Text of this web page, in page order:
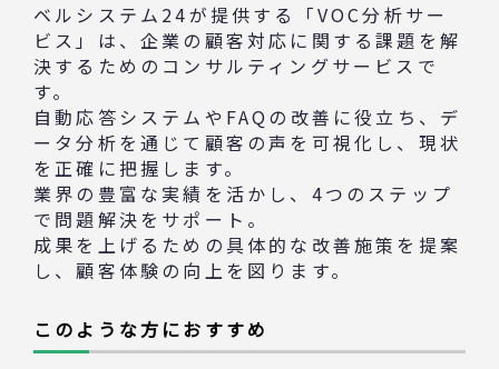
ベルシステム24が提供する「VOC分析サー
ビス」は、企業の顧客対応に関する課題を解
決するためのコンサルティングサービスで
す。
自動応答システムやFAQの改善に役立ち、デ
ータ分析を通じて顧客の声を可視化し、現状
を正確に把握します。
業界の豊富な実績を活かし、4つのステップ
で問題解決をサポート。
成果を上げるための具体的な改善施策を提案
し、顧客体験の向上を図ります。
このような方におすすめ